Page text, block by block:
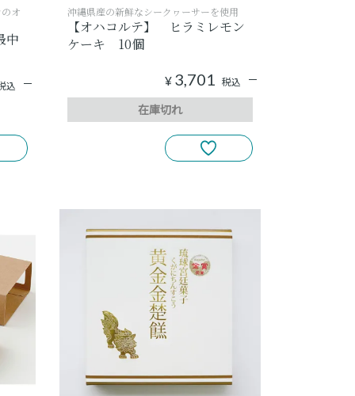
オ
中
込
沖縄県産の新鮮なシークヮーサーを使用
【オハコルテ】 ヒラミレモン
ケーキ 10個
¥ 3,701 税込
在庫切れ